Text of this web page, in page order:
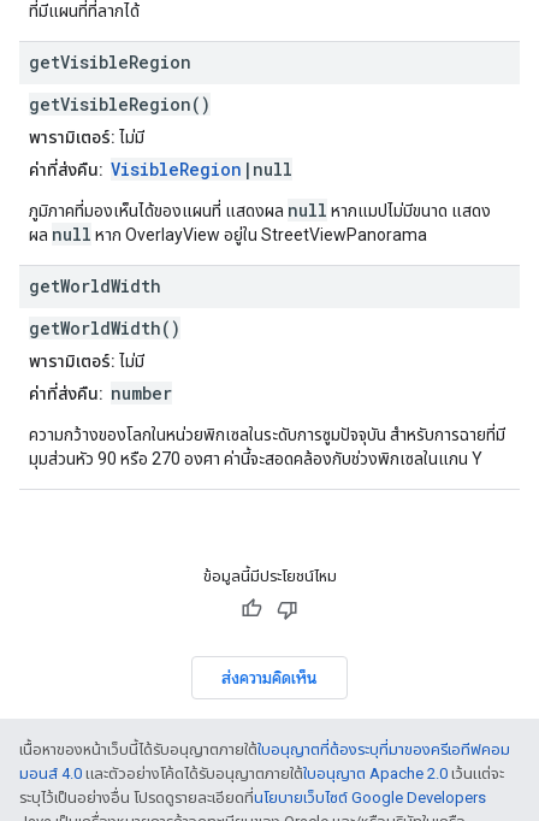
ที่มีแผนที่ที่ลากได้
getVisibleRegion
getVisibleRegion()
พารามิเตอร์: ไม่มี
ค่าที่ส่งคืน: VisibleRegion |null
ภูมิภาคที่มองเห็นได้ของแผนที่ แสดงผล null หากแมปไม่มีขนาด แสดง
ผล null หาก OverlayView อยู่ใน StreetViewPanorama
getWorldWidth
getWorldWidth()
พารามิเตอร์: ไม่มี
ค่าที่ส่งคืน: number
ความกว้างของโลกในหน่วยพิกเซลในระดับการซูมปัจจุบัน สําหรับการฉายที่มี
มุมส่วนหัว 90 หรือ 270 องศา ค่านี้จะสอดคล้องกับช่วงพิกเซลในแกน Y
ข้อมูลนี้มีประโยชน์ไหม
ส่งความคิดเห็น
เนื้อหาของหน้าเว็บนี้ได้รับอนุญาตภายใต้ใบอนุญาตที่ต้องระบุที่มาของครีเอทีฟคอม
มอนส์ 4.0 และตัวอย่างโค้ดได้รับอนุญาตภายใต้ใบอนุญาต Apache 2.0 เว้นแต่จะ
ระบุไว้เป็นอย่างอื่น โปรดดูรายละเอียดที่นโยบายเว็บไซต์ Google Developers